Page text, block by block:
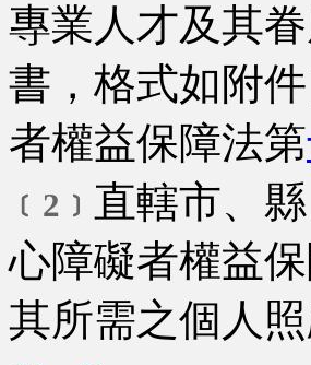
專業人才及其
書，格式如附
者權益保障法第
﹝2﹞ 直轄市、
心障礙者權益
其所需之個人